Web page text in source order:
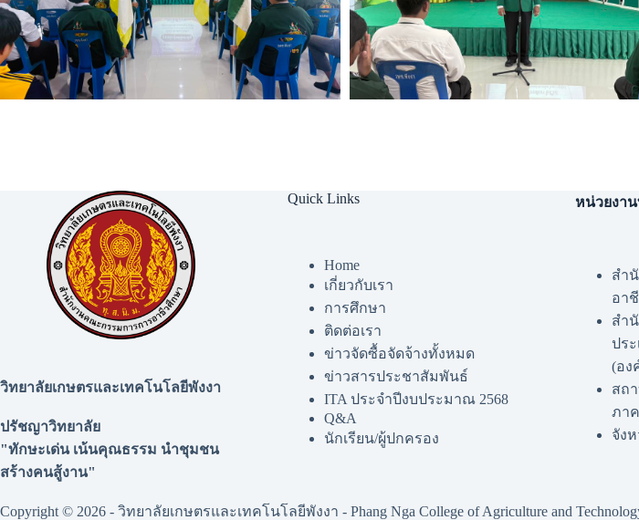
วิทยาลัยเกษตรและเทคโนโลยีพังงา
ปรัชญาวิทยาลัย
"ทักษะเด่น เน้นคุณธรรม นำชุมชน
สร้างคนสู้งาน"
Quick Links
Home
เกี่ยวกับเรา
การศึกษา
ติดต่อเรา
ข่าวจัดซื้อจัดจ้างทั้งหมด
ข่าวสารประชาสัมพันธ์
ITA ประจำปีงบประมาณ 2568
Q&A
นักเรียน/ผู้ปกครอง
หน่วยงาน
สำ
อา
สำ
ปร
(อง
สถ
ภา
จัง
Copyright © 2026 - วิทยาลัยเกษตรและเทคโนโลยีพังงา - Phang Nga College of Agriculture and